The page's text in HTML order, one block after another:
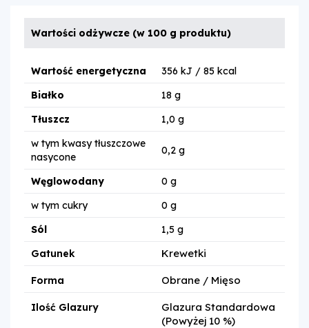
Wartości odżywcze (w 100 g produktu)
Wartość energetyczna
356 kJ / 85 kcal
Białko
18 g
Tłuszcz
1,0 g
w tym kwasy tłuszczowe
nasycone
0,2 g
Węglowodany
0 g
w tym cukry
0 g
Sól
1,5 g
Gatunek
Krewetki
Forma Obrane / Mięso
Ilość Glazury
Glazura Standardowa
(powyżej 10 %)